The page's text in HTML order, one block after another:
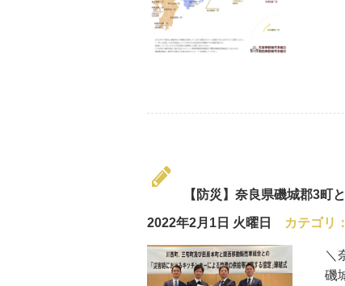
【防災】奈良県磯城郡3町
2022年2月1日 火曜日 カテゴリ：
＼
磯